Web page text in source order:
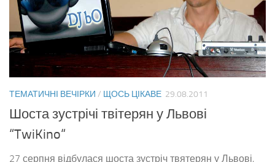
ТЕМАТИЧНІ ВЕЧІРКИ / ЩОСЬ ЦІКАВЕ 29.08.2011
Шоста зустрічі твітерян у Львові
“TwiKino“
27 серпня відбулася шоста зустріч твятерян у Львові,